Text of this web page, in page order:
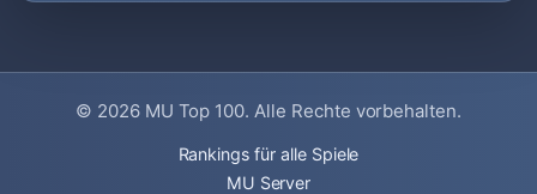
© 2026 MU Top 100. Alle Rechte vorbehalten.
Rankings für alle Spiele
MU Server